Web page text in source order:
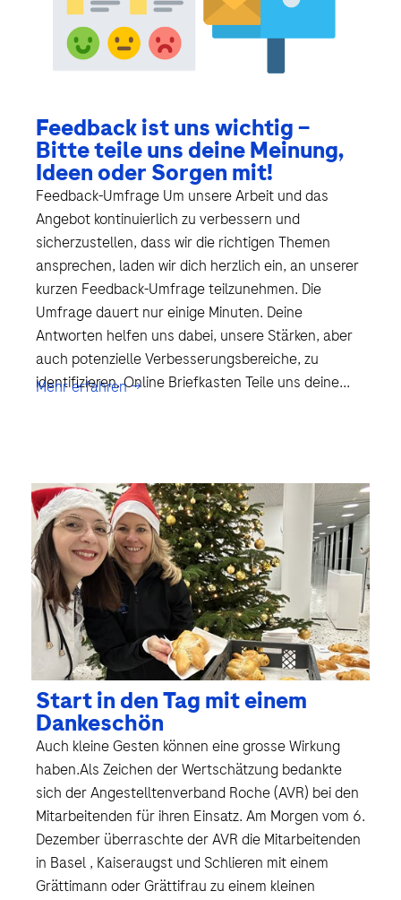
Feedback ist uns wichtig –
Bitte teile uns deine Meinung,
Ideen oder Sorgen mit!
Feedback-Umfrage Um unsere Arbeit und das
Angebot kontinuierlich zu verbessern und
sicherzustellen, dass wir die richtigen Themen
ansprechen, laden wir dich herzlich ein, an unserer
kurzen Feedback-Umfrage teilzunehmen. Die
Umfrage dauert nur einige Minuten. Deine
Antworten helfen uns dabei, unsere Stärken, aber
auch potenzielle Verbesserungsbereiche, zu
identifizieren. Online Briefkasten Teile uns deine...
Mehr erfahren →
Start in den Tag mit einem
Dankeschön
Auch kleine Gesten können eine grosse Wirkung
haben.Als Zeichen der Wertschätzung bedankte
sich der Angestelltenverband Roche (AVR) bei den
Mitarbeitenden für ihren Einsatz. Am Morgen vom 6.
Dezember überraschte der AVR die Mitarbeitenden
in Basel , Kaiseraugst und Schlieren mit einem
Grättimann oder Grättifrau zu einem kleinen